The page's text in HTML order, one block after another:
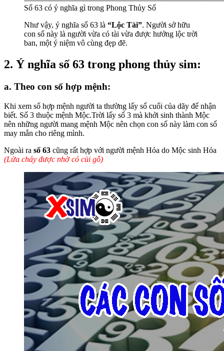
Số 63 có ý nghĩa gì trong Phong Thủy Số
Như vậy, ý nghĩa số 63 là “Lộc Tài”. Người sở hữu
con số này là người vừa có tài vừa được hưởng lộc trời
ban, một ý niệm vô cùng đẹp đẽ.
2. Ý nghĩa số 63 trong phong thủy sim:
a. Theo con số hợp mệnh:
Khi xem số hợp mệnh người ta thường lấy số cuối của dãy để nhận
biết. Số 3 thuộc mệnh Mộc.Trời lấy số 3 mà khởi sinh thành Mộc
nên những người mang mệnh Mộc nên chọn con số này làm con số
may mắn cho riêng mình.
Ngoài ra số 63 cũng rất hợp với người mệnh Hỏa do Mộc sinh Hỏa
(Lửa cháy được nhờ có củi gỗ)